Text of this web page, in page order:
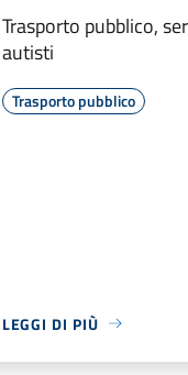
Trasporto pubblico,
autisti
Trasporto pubblico
LEGGI DI PIÙ